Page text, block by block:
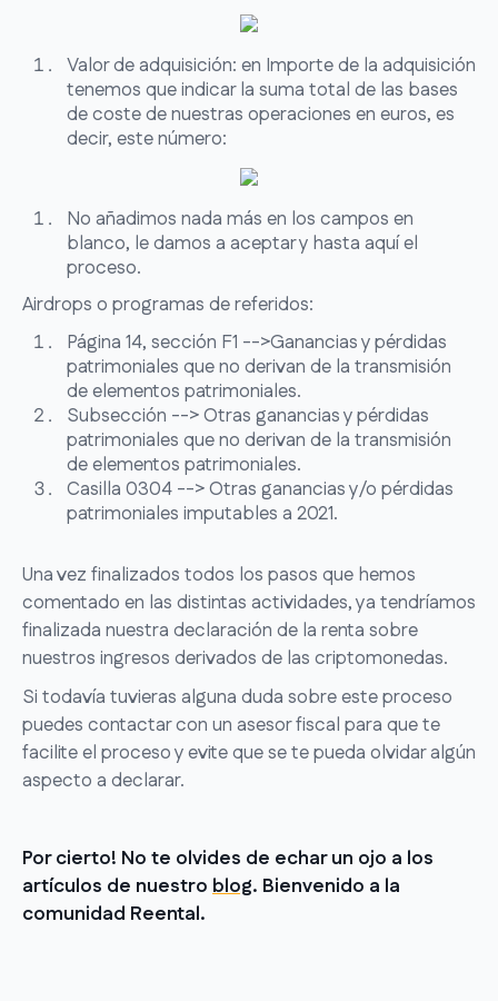
Valor de adquisición: en Importe de la adquisición
tenemos que indicar la suma total de las bases
de coste de nuestras operaciones en euros, es
decir, este número:
No añadimos nada más en los campos en
blanco, le damos a aceptar y hasta aquí el
proceso.
Airdrops o programas de referidos:
Página 14, sección F1 -->Ganancias y pérdidas
patrimoniales que no derivan de la transmisión
de elementos patrimoniales.
Subsección --> Otras ganancias y pérdidas
patrimoniales que no derivan de la transmisión
de elementos patrimoniales.
Casilla 0304 --> Otras ganancias y/o pérdidas
patrimoniales imputables a 2021.
Una vez finalizados todos los pasos que hemos
comentado en las distintas actividades, ya tendríamos
finalizada nuestra declaración de la renta sobre
nuestros ingresos derivados de las criptomonedas.
Si todavía tuvieras alguna duda sobre este proceso
puedes contactar con un asesor fiscal para que te
facilite el proceso y evite que se te pueda olvidar algún
aspecto a declarar.
Por cierto! No te olvides de echar un ojo a los
artículos de nuestro blog. Bienvenido a la
comunidad Reental.